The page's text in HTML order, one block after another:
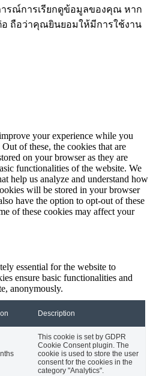
รณ์การเรียกดูข้อมูลของคุณ หาก
อ ถือว่าคุณยินยอมให้มีการใช้งาน
your experience while you
of these, the cookies that are
on your browser as they are
functionalities of the website. We
help us analyze and understand how
will be stored in your browser
have the option to opt-out of these
of these cookies may affect your
essential for the website to
ensure basic functionalities and
anonymously.
Description
This cookie is set by GDPR
Cookie Consent plugin. The
cookie is used to store the user
consent for the cookies in the
category "Analytics".